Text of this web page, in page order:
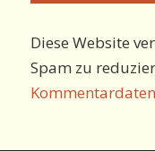
Diese Website
Spam zu